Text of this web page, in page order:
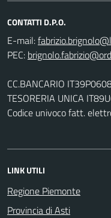
CONTATTI D.P.O.
E-mail:
PEC:
CC.BANCARIO
TESORERIA UNICA
Codice univoco fatt.
LINK UTILI
Regione Piemonte
Provincia di Asti